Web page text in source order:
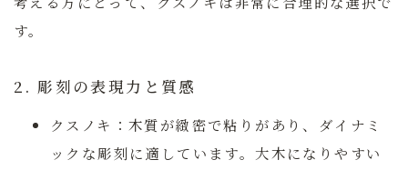
す。
2. 彫刻の表現力と質感
クスノキ： 木質が緻密で粘りがあり、ダイナミ
ックな彫刻に適しています。大木になりやすい